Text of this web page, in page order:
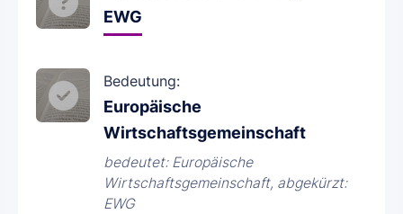
EWG
Bedeutung:
Europäische
Wirtschaftsgemeinschaft
bedeutet: Europäische
Wirtschaftsgemeinschaft, abgekürzt:
EWG